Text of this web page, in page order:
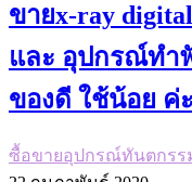
ขายx-ray
และ อุปกรณ์ทำ
ของดี ใช้น้อย ค่ะ
ซื้อขายอุปกรณ์ทันตกรร